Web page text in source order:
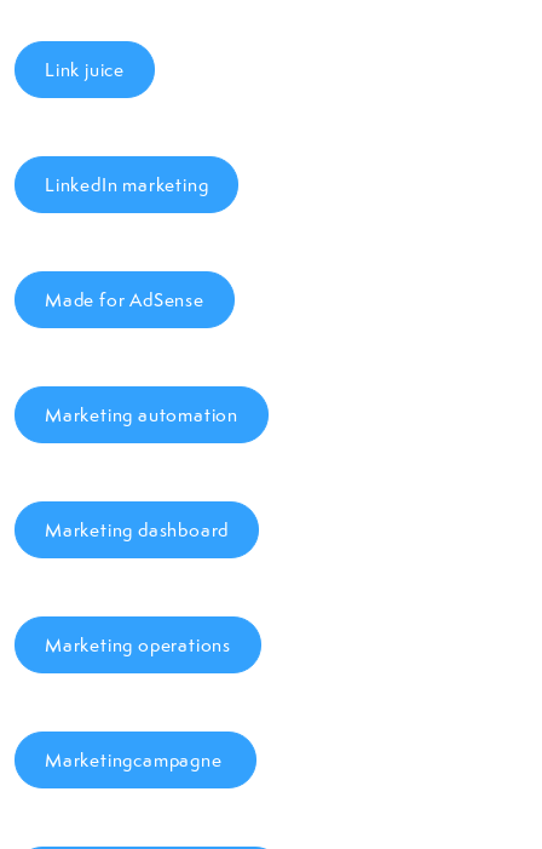
Link juice
LinkedIn marketing
Made for AdSense
Marketing automation
Marketing dashboard
Marketing operations
Marketingcampagne